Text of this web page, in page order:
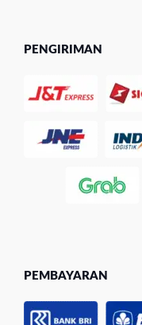
PENGIRIMAN
PEMBAYARAN